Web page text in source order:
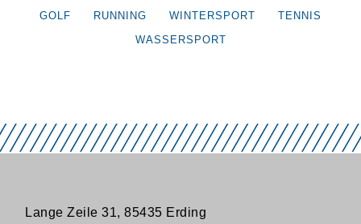
GOLF
RUNNING WINTERSPORT
TENNIS
WASSERSPORT
Lange Zeile 31, 85435 Erding